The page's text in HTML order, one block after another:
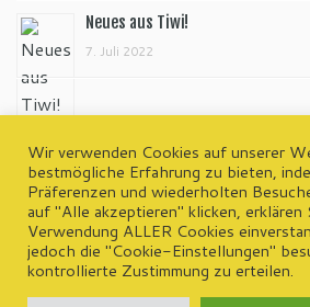
Neues aus Tiwi!
7. Juli 2022
wp-admin
Kontakt | Impressum |
Wir verwenden Cookies auf unserer
bestmögliche Erfahrung zu bieten,
Präferenzen und wiederholten
auf "Alle akzeptieren" klicken, erklären
Verwendung ALLER Cookies
jedoch die "Cookie-Einstellungen"
kontrollierte Zustimmung zu erteilen.